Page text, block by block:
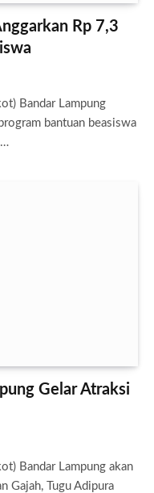
Rp 7,3
Bandar Lampung
bantuan beasiswa
Gelar Atraksi
Bandar Lampung akan
Gajah, Tugu Adipura